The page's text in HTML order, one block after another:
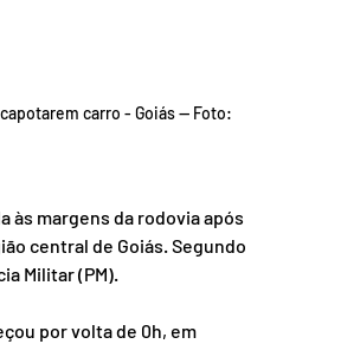
carro - Goiás — Foto:
às margens da rodovia após
central de Goiás. Segundo
Militar (PM).
por volta de 0h, em